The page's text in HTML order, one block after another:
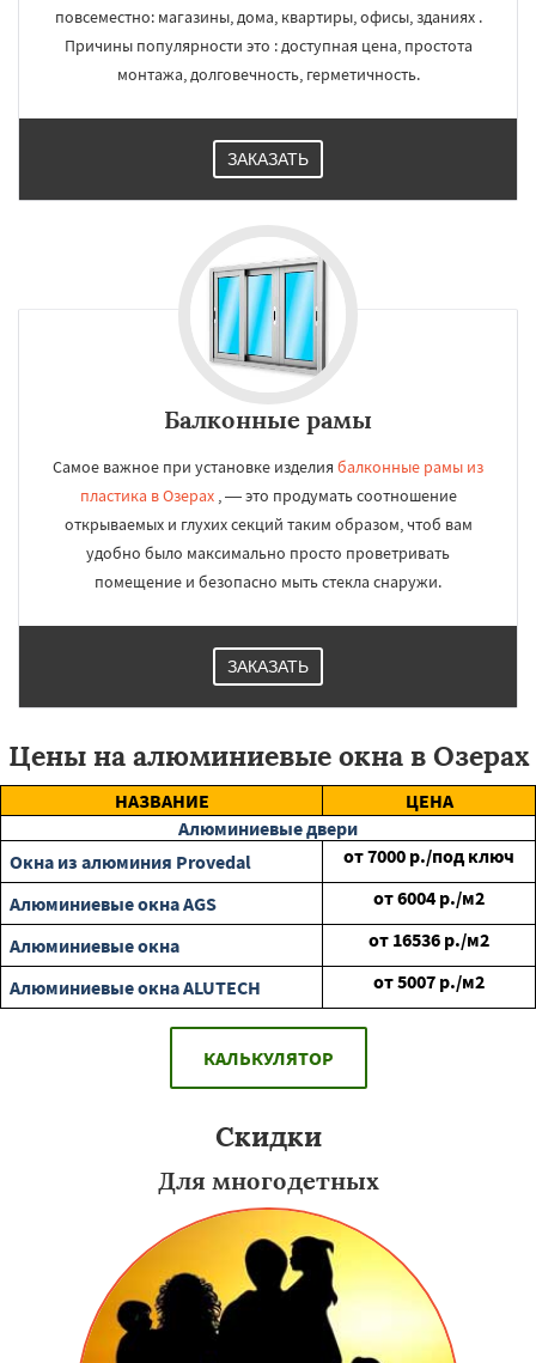
повсеместно: магазины, дома, квартиры, офисы, зданиях .
Причины популярности это : доступная цена, простота
монтажа, долговечность, герметичность.
ЗАКАЗАТЬ
Балконные рамы
Самое важное при установке изделия балконные рамы из
пластика в Озерах, — это продумать соотношение
открываемых и глухих секций таким образом, чтоб вам
удобно было максимально просто проветривать
помещение и безопасно мыть стекла снаружи.
ЗАКАЗАТЬ
Цены на алюминиевые окна в Озерах
НАЗВАНИЕ
ЦЕНА
Алюминиевые двери
Окна из алюминия Provedal
от7000 р./под ключ
Алюминиевые окна AGS
от6004 р./м2
Алюминиевые окна
от 16536 р./м2
Алюминиевые окна ALUTECH
от5007 р./м2
КАЛЬКУЛЯТОР
Скидки
Для многодетных